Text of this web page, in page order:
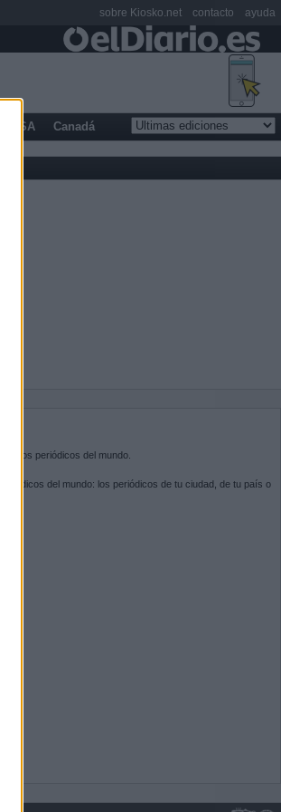
USA Canadá
a los periódicos del mundo.
del mundo: los periódicos de tu ciudad, de tu país o
sobre Kiosko.net contacto ayuda